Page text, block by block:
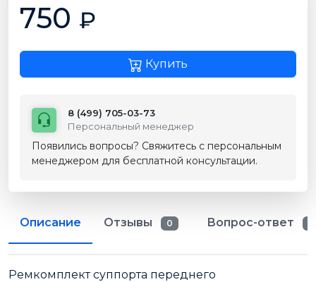
750 ₽
Купить
8 (499) 705-03-73
Персональный менеджер
Появились вопросы? Свяжитесь с персональным
менеджером для бесплатной консультации.
Описание Отзывы 0 Вопрос-ответ
Ремкомплект суппорта переднего